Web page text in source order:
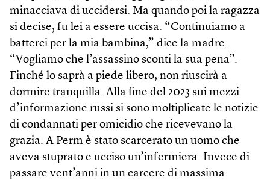
minacciava di uccidersi. Ma quando poi la ragazza
si decise, fu lei a essere uccisa. “Continuiamo a
batterci per la mia bambina,” dice la madre.
“Vogliamo che l’assassino sconti la sua pena”.
Finché lo saprà a piede libero, non riuscirà a
dormire tranquilla. Alla fine del 2023 sui mezzi
d’informazione russi si sono moltiplicate le notizie
di condannati per omicidio che ricevevano la
grazia. A Perm è stato scarcerato un uomo che
aveva stuprato e ucciso un’infermiera. Invece di
passare vent’anni in un carcere di massima